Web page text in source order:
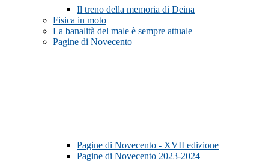
Il treno della memoria di Deina
Fisica in moto
La banalità del male è sempre attuale
Pagine di Novecento
Pagine di Novecento - XVII edizione
Pagine di Novecento 2023-2024